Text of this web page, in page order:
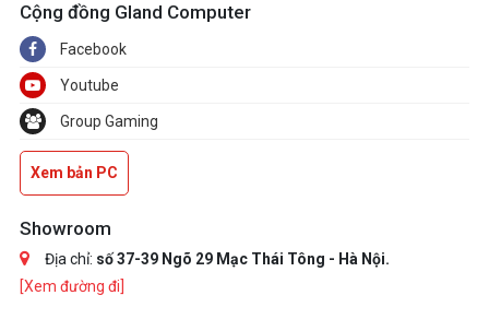
Cộng đồng Gland Computer
Facebook
Youtube
Group Gaming
Xem bản PC
Showroom
Địa chỉ: số 37-39 Ngõ 29 Mạc Thái Tông - Hà Nội.
[Xem đường đi]